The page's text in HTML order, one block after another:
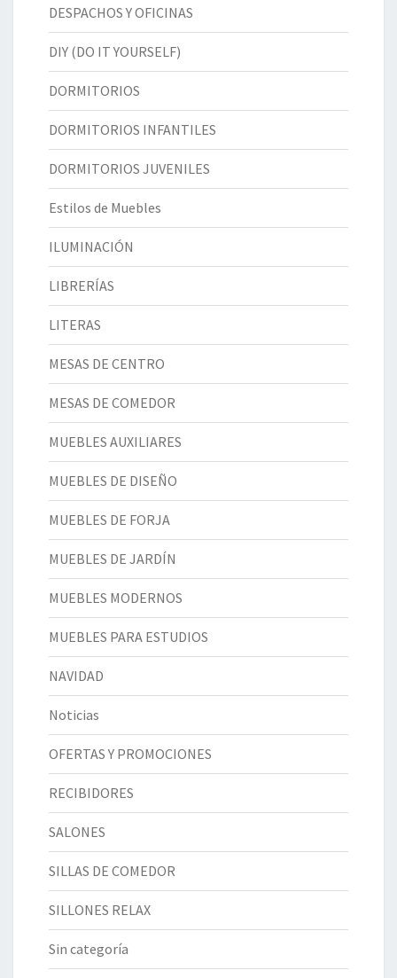
DESPACHOS Y OFICINAS
DIY (DO IT YOURSELF)
DORMITORIOS
DORMITORIOS INFANTILES
DORMITORIOS JUVENILES
Estilos de Muebles
ILUMINACIÓN
LIBRERÍAS
LITERAS
MESAS DE CENTRO
MESAS DE COMEDOR
MUEBLES AUXILIARES
MUEBLES DE DISEÑO
MUEBLES DE FORJA
MUEBLES DE JARDÍN
MUEBLES MODERNOS
MUEBLES PARA ESTUDIOS
NAVIDAD
Noticias
OFERTAS Y PROMOCIONES
RECIBIDORES
SALONES
SILLAS DE COMEDOR
SILLONES RELAX
Sin categoría